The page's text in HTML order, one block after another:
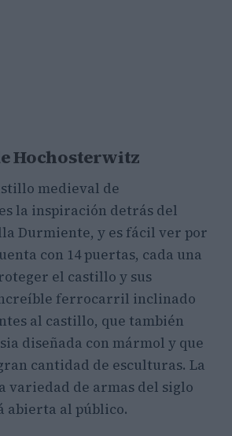
Hochosterwitz
medieval de
es la inspiración detrás del
Durmiente, y es fácil ver por
con 14 puertas, cada una
el castillo y sus
ferrocarril inclinado
al castillo, que también
diseñada con mármol y que
cantidad de esculturas. La
variedad de armas del siglo
abierta al público.